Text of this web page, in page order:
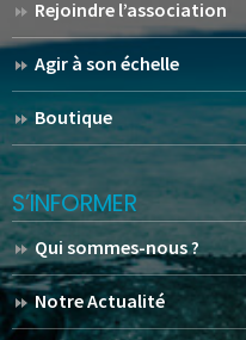
Rejoindre l’association
Agir à son échelle
Boutique
S’INFORMER
Qui sommes-nous ?
Notre Actualité